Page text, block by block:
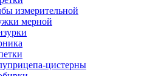
измерительной
мерной
цистерны